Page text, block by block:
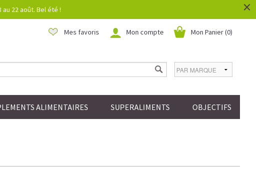
22 août. Bel été ! ×
Mon Panier (0)
Mon compte
Mes favoris
ALIMENTAIRES SUPERALIMENTS OBJECTIFS